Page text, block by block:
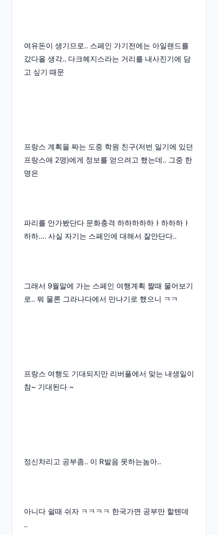
여유돈이 생기므로.. 스페인 가기전에는 아일랜드를
갔다올 생각.. 다크헤지스라는 거리를 내사진기에 담
고 싶기 때문
프랑스 계획을 짜는 도중 학원 친구(저번 일기에 있던
프랑스애 2명)에게 정보를 얻으려고 했는데.. 그중 한
명은
파리를 안가봤단다 문화충격 하하하하하ㅏ하하하ㅏ
하하.... 사실 자기는 스페인에 대해서 잘안단다..
그래서 9월말에 가는 스페인 여행계획 짤때 물어보기
로.. 뭐 물론 그라나다에서 만나기로 했으니 ㅋㅋ
프랑스 여행도 기대되지만 리버풀에서 맞는 내생일이
참~ 기대된다 ~
정신차리고 공부좀.. 이 R발음 못하는놈아..
아니다 쉴때 쉬자 ㅋㅋㅋㅋ 한국가면 공부만 할텐데
..